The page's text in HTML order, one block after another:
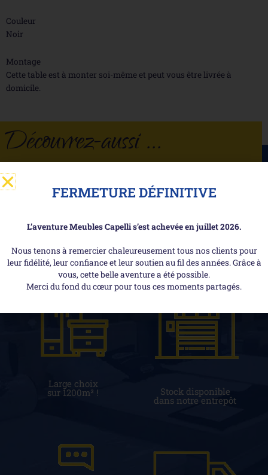
Couleur
Noir
Montage
Cette table est à monter soi-même et peut vous être livrée à
domicile.
Découvrez-aussi ...
Les + de Meubles Capelli !
Large choix
sur 1200m² ! Stock disponible
dans notre entrepôt
FERMETURE DÉFINITIVE
L’aventure Meubles Capelli s’est achevée en juillet 2026.
Nous tenons à remercier chaleureusement tous nos clients pour
leur fidélité, leur confiance et leur soutien au fil des années. Grâce à
vous, cette belle aventure a été possible.
Merci du fond du cœur pour tous ces moments partagés.